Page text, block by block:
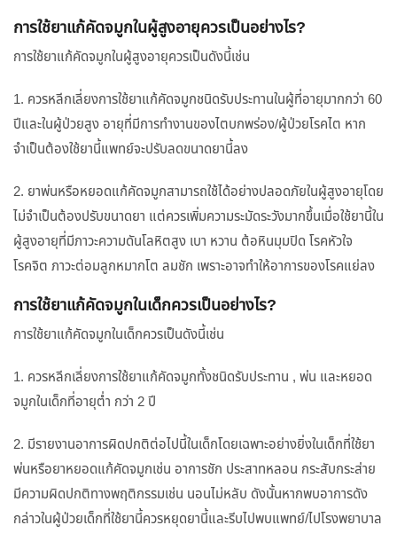
การใช้ยาแก้คัดจมูกในผู้สูงอายุควรเป็นอย่างไร?
การใช้ยาแก้คัดจมูกในผู้สูงอายุควรเป็นดังนี้เช่น
1. ควรหลีกเลี่ยงการใช้ยาแก้คัดจมูกชนิดรับประทานในผู้ที่อายุมากกว่า 60
ปีและในผู้ป่วยสูง อายุที่มีการทำงานของไตบกพร่อง/ผู้ป่วยโรคไต หาก
จำเป็นต้องใช้ยานี้แพทย์จะปรับลดขนาดยานี้ลง
2. ยาพ่นหรือหยอดแก้คัดจมูกสามารถใช้ได้อย่างปลอดภัยในผู้สูงอายุโดย
ไม่จำเป็นต้องปรับขนาดยา แต่ควรเพิ่มความระมัดระวังมากขึ้นเมื่อใช้ยานี้ใน
ผู้สูงอายุที่มีภาวะความดันโลหิตสูง เบา หวาน ต้อหินมุมปิด โรคหัวใจ
โรคจิต ภาวะต่อมลูกหมากโต ลมชัก เพราะอาจทำให้อาการของโรคแย่ลง
การใช้ยาแก้คัดจมูกในเด็กควรเป็นอย่างไร?
การใช้ยาแก้คัดจมูกในเด็กควรเป็นดังนี้เช่น
1. ควรหลีกเลี่ยงการใช้ยาแก้คัดจมูกทั้งชนิดรับประทาน , พ่น และหยอด
จมูกในเด็กที่อายุต่ำ กว่า 2 ปี
2. มีรายงานอาการผิดปกติต่อไปนี้ในเด็กโดยเฉพาะอย่างยิ่งในเด็กที่ใช้ยา
พ่นหรือยาหยอดแก้คัดจมูกเช่น อาการชัก ประสาทหลอน กระสับกระส่าย
มีความผิดปกติทางพฤติกรรมเช่น นอนไม่หลับ ดังนั้นหากพบอาการดัง
กล่าวในผู้ป่วยเด็กที่ใช้ยานี้ควรหยุดยานี้และรีบไปพบแพทย์/ไปโรงพยาบาล